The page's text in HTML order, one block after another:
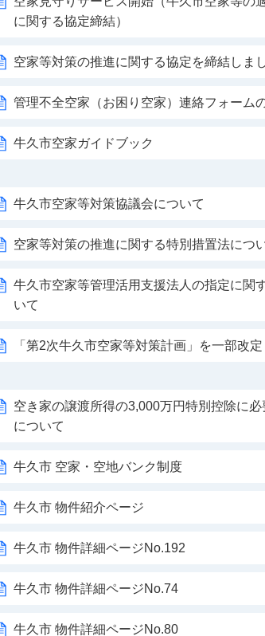
に関する協定締結）
空家等対策の推進に関する協定を締結しま
管理不全空家（お困り空家）連絡フォーム
牛久市空家ガイドブック
牛久市空家等対策協議会について
空家等対策の推進に関する特別措置法につ
牛久市空家等管理活用支援法人の指定に関
いて
「第2次牛久市空家等対策計画」を一部改
空き家の譲渡所得の3,000万円特別控除に
について
牛久市 空家・空地バンク制度
牛久市 物件紹介ページ
牛久市 物件詳細ページNo.192
牛久市 物件詳細ページNo.74
牛久市 物件詳細ページNo.80